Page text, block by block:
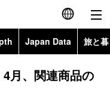
English
简体字
Japan Data 旅と
Topics
月、関連商品の